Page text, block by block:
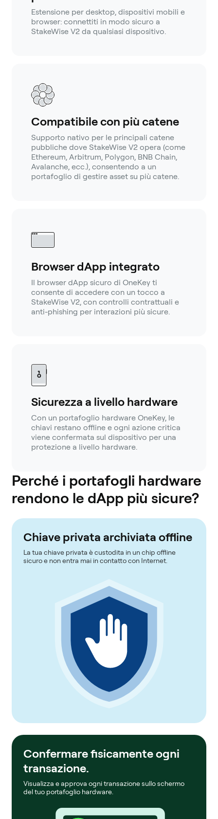
Estensione per desktop, dispositivi mobili e
browser: connettiti in modo sicuro a
StakeWise V2 da qualsiasi dispositivo.
Compatibile con più catene
Supporto nativo per le principali catene
pubbliche dove StakeWise V2 opera (come
Ethereum, Arbitrum, Polygon, BNB Chain,
Avalanche, ecc.), consentendo a un
portafoglio di gestire asset su più catene.
Browser dApp integrato
Il browser dApp sicuro di OneKey ti
consente di accedere con un tocco a
StakeWise V2, con controlli contrattuali e
anti-phishing per interazioni più sicure.
Sicurezza a livello hardware
Con un portafoglio hardware OneKey, le
chiavi restano offline e ogni azione critica
viene confermata sul dispositivo per una
protezione a livello hardware.
Perché i portafogli hardware
rendono le dApp più sicure?
Chiave privata archiviata offline
La tua chiave privata è custodita in un chip offline
sicuro e non entra mai in contatto con Internet.
Confermare fisicamente ogni
transazione.
Visualizza e approva ogni transazione sullo schermo
del tuo portafoglio hardware.